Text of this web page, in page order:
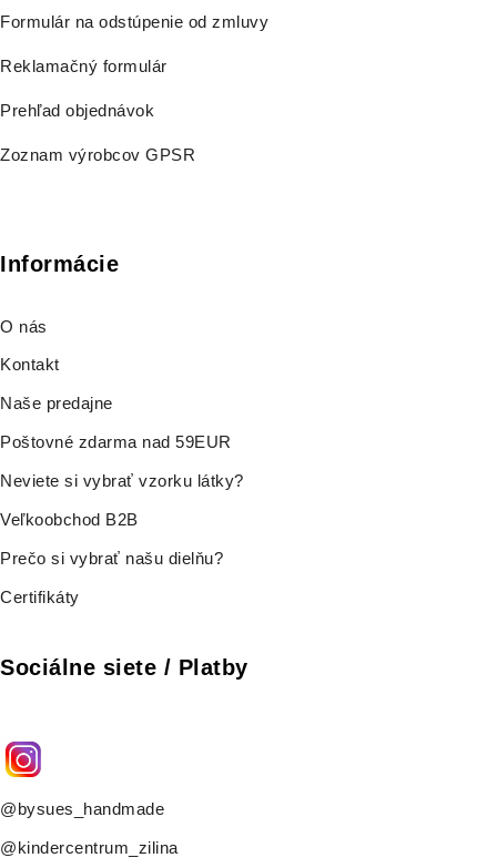
Formulár na odstúpenie od zmluvy
Reklamačný formulár
Prehľad objednávok
Zoznam výrobcov GPSR
Informácie
O nás
Kontakt
Naše predajne
Poštovné zdarma nad 59EUR
Neviete si vybrať vzorku látky?
Veľkoobchod B2B
Prečo si vybrať našu dielňu?
Certifikáty
Sociálne siete / Platby
@bysues_handmade
@kindercentrum_zilina